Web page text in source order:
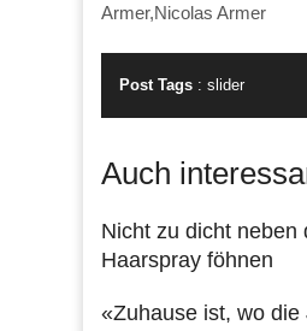
Armer,Nicolas Armer
Post Tags : slider
Auch
Nicht zu dicht neben
Haarspray föhnen
«Zuhause ist, wo die